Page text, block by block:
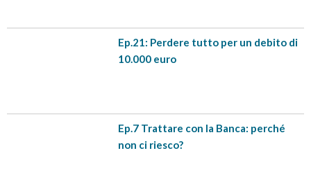
Ep.21: Perdere tutto per un debito di
10.000 euro
Ep.7 Trattare con la Banca: perché
non ci riesco?